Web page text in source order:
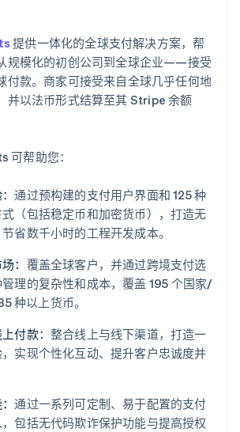
提供一体化的全球支付解决方案，帮
模化的初创公司到全球企业——接受
付款。商家可接受来自全球几乎任何地
并以法币形式结算至其 Stripe 余额
帮助您：
通过预构建的支付用户界面和 125 种
（包括稳定币和加密货币），打造无
省数千小时的工程开发成本。
： 覆盖全球客户，并通过跨境支付选
理的复杂性和成本，覆盖 195 个国家/
种以上货币。
付款： 整合线上与线下渠道，打造一
实现个性化互动、提升客户忠诚度并
通过一系列可定制、易于配置的支付
包括无代码欺诈保护功能与提高授权